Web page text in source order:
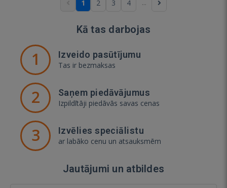
1 2 3 4 ...
Kā tas darbojas
1 Izveido pasūtījumu
Tas ir bezmaksas
2 Saņem piedāvājumus
Izpildītāji piedāvās savas cenas
3 Izvēlies speciālistu
ar labāko cenu un atsauksmēm
Jautājumi un atbildes